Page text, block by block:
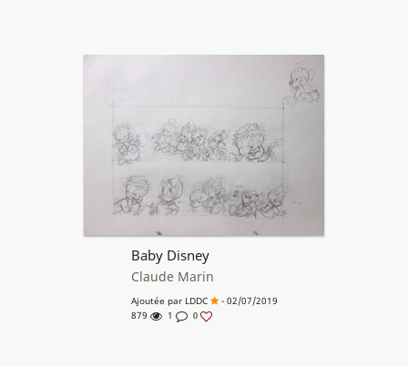
Baby Disney
Claude Marin
Ajoutée par LDDC
- 02/07/2019
879
1 0